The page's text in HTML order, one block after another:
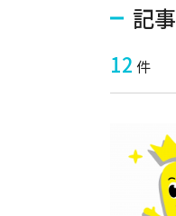
記事
12 件